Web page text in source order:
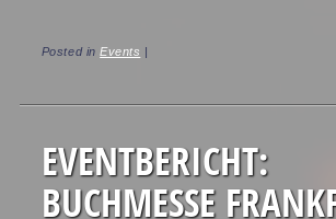
Posted inEvents |
EVENTBERICHT:
BUCHMESSE